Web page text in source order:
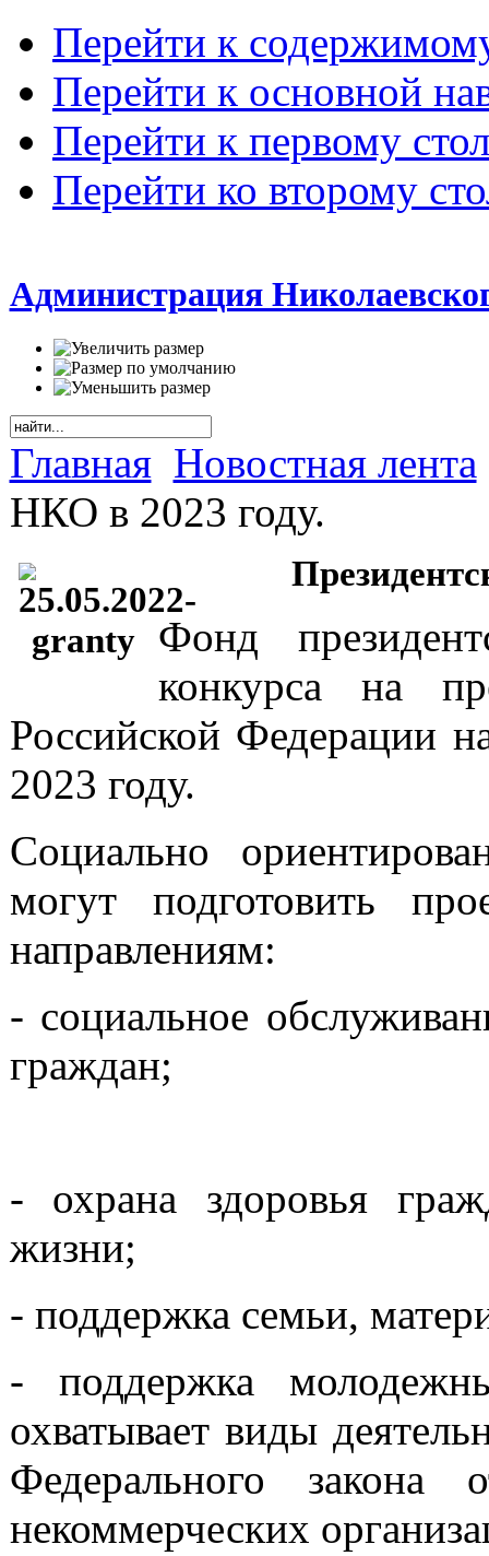
Перейти к
Перейти к основной
Перейти к первому
Перейти ко второму
Администрация
Главная Новостная лента
НКО в 2023 году.
Фонд
конкурса на
Российской Федерации
2023 году.
Социально
могут подготовить
направлениям:
- социальное
граждан;
- охрана здоровья
жизни;
- поддержка семьи,
- поддержка
охватывает виды
Федерального
некоммерческих